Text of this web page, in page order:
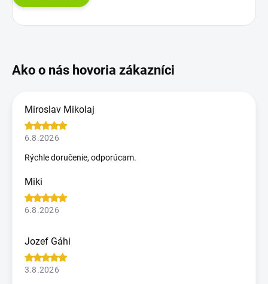
Miroslav Mikolaj
6.8.2026
Rýchle doručenie, odporúcam.
Miki
6.8.2026
Jozef Gáhi
3.8.2026